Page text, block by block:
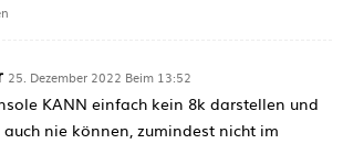
25. Dezember 2022 Beim 13:52
KANN einfach kein 8k darstellen und
auch nie können, zumindest nicht im